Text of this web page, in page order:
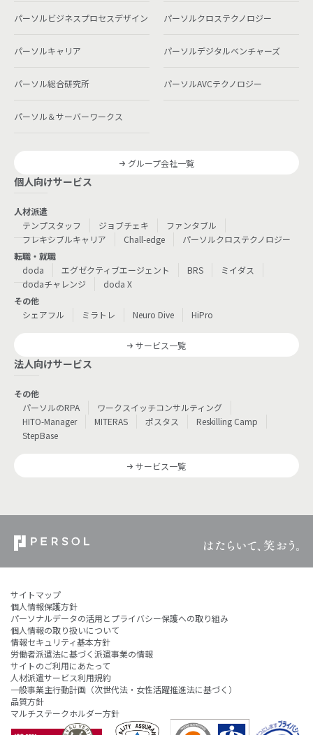
パーソルビジネスプロセスデザイン パーソルクロステクノロジー
パーソルキャリア パーソルデジタルベンチャーズ
パーソル総合研究所 パーソルAVCテクノロジー
パーソル＆サーバーワークス
グループ会社一覧
個人向けサービス
人材派遣
テンプスタッフ
ジョブチェキ
ファンタブル
フレキシブルキャリア
Chall-edge
パーソルクロステクノロジー
転職・就職
doda
エグゼクティブエージェント BRS
ミイダス
dodaチャレンジ
doda X
その他
シェアフル
ミラトレ Neuro Dive HiPro
サービス一覧
法人向けサービス
その他
パーソルのRPA
ワークスイッチコンサルティング
HITO-Manager
MITERAS ポスタス
Reskilling Camp
StepBase
サービス一覧
サイトマップ
個人情報保護方針
パーソナルデータの活用とプライバシー保護への取り組み
個人情報の取り扱いについて
情報セキュリティ基本方針
労働者派遣法に基づく派遣事業の情報
サイトのご利用にあたって
人材派遣サービス利用規約
一般事業主行動計画（次世代法・女性活躍推進法に基づく）
品質方針
マルチステークホルダー方針